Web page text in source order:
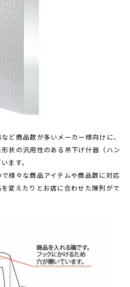
ど商品数が多いメーカー様向けに、
状の汎用性のある吊下げ什器（ハン
ます。
様々な商品アイテムや商品数に対応
変えたりとお店に合わせた陳列がで